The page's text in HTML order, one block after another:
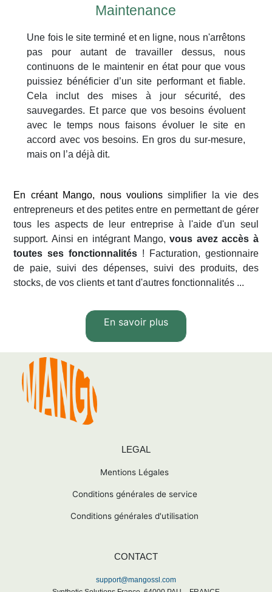
Maintenance
Une fois le site terminé et en ligne, nous n'arrêtons
pas pour autant de travailler dessus, nous
continuons de le maintenir en état pour que vous
puissiez bénéficier d’un site performant et fiable.
Cela inclut des mises à jour sécurité, des
sauvegardes. Et parce que vos besoins évoluent
avec le temps nous faisons évoluer le site en
accord avec vos besoins. En gros du sur-mesure,
mais on l’a déjà dit.
En créant Mango, nous voulionssimplifier la vie des
entrepreneurs et des petites entre en permettant de gérer
tous les aspects de leur entreprise à l'aide d'un seul
support. Ainsi en intégrant Mango,vous avez accès à
toutes ses fonctionnalités ! Facturation, gestionnaire
de paie, suivi des dépenses, suivi des produits, des
stocks, de vos clients et tant d'autres fonctionnalités ...
En savoir plus
LEGAL
Mentions Légales
Conditions générales de service
Conditions générales d'utilisation
CONTACT
support@mangossl.com